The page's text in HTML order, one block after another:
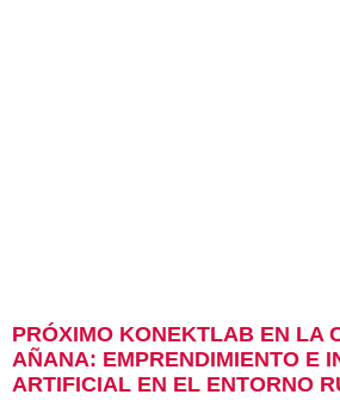
PRÓXIMO KONEKTLAB EN LA
AÑANA: EMPRENDIMIENTO E
ARTIFICIAL EN EL ENTORNO